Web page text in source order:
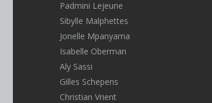
Padmini Lejeune
Sibylle Malphettes
Jonelle Mpanyama
Isabelle Oberman
Aly Sassi
Gilles Schepens
Christian Vrient